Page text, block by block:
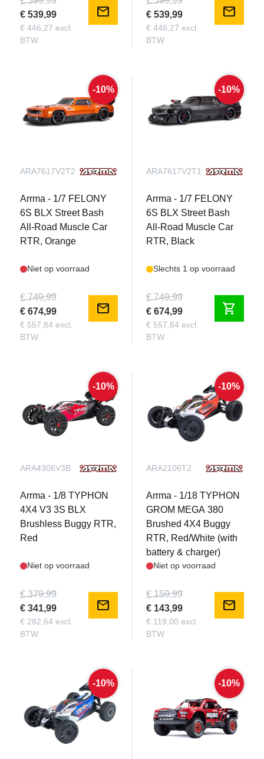
€ 539,99
€ 446,27 excl.
BTW
mail
€ 539,99
€ 446,27 excl.
BTW
mail
-10%
ARA7617V2T2
Arrma - 1/7 FELONY
6S BLX Street Bash
All-Road Muscle Car
RTR, Orange
Niet op voorraad
€ 749,99
€ 674,99
€ 557,84 excl.
BTW
mail
-10%
ARA7617V2T1
Arrma - 1/7 FELONY
6S BLX Street Bash
All-Road Muscle Car
RTR, Black
Slechts 1 op voorraad
€ 749,99
€ 674,99
€ 557,84 excl.
BTW
shopping_cart
-10%
ARA4306V3B
Arrma - 1/8 TYPHON
4X4 V3 3S BLX
Brushless Buggy RTR,
Red
Niet op voorraad
€ 379,99
€ 341,99
€ 282,64 excl.
BTW
mail
-10%
ARA2106T2
Arrma - 1/18 TYPHON
GROM MEGA 380
Brushed 4X4 Buggy
RTR, Red/White (with
battery & charger)
Niet op voorraad
€ 159,99
€ 143,99
€ 119,00 excl.
BTW
mail
-10% -10%